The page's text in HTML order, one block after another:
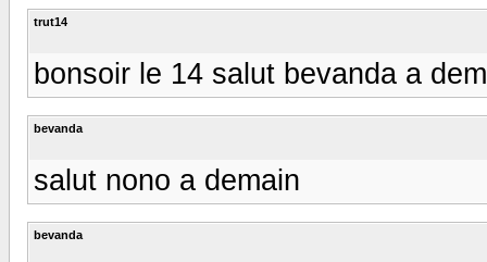
trut14
bonsoir le 14 salut bevanda a
bevanda
salut nono a demain
bevanda